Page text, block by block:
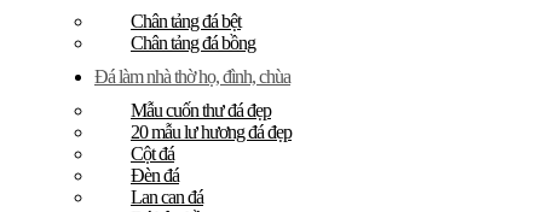
Chân tảng đá bệt
Chân tảng đá bồng
Đá làm nhà thờ họ, đình, chùa
Mẫu cuốn thư đá đẹp
20 mẫu lư hương đá đẹp
Cột đá
Đèn đá
Lan can đá